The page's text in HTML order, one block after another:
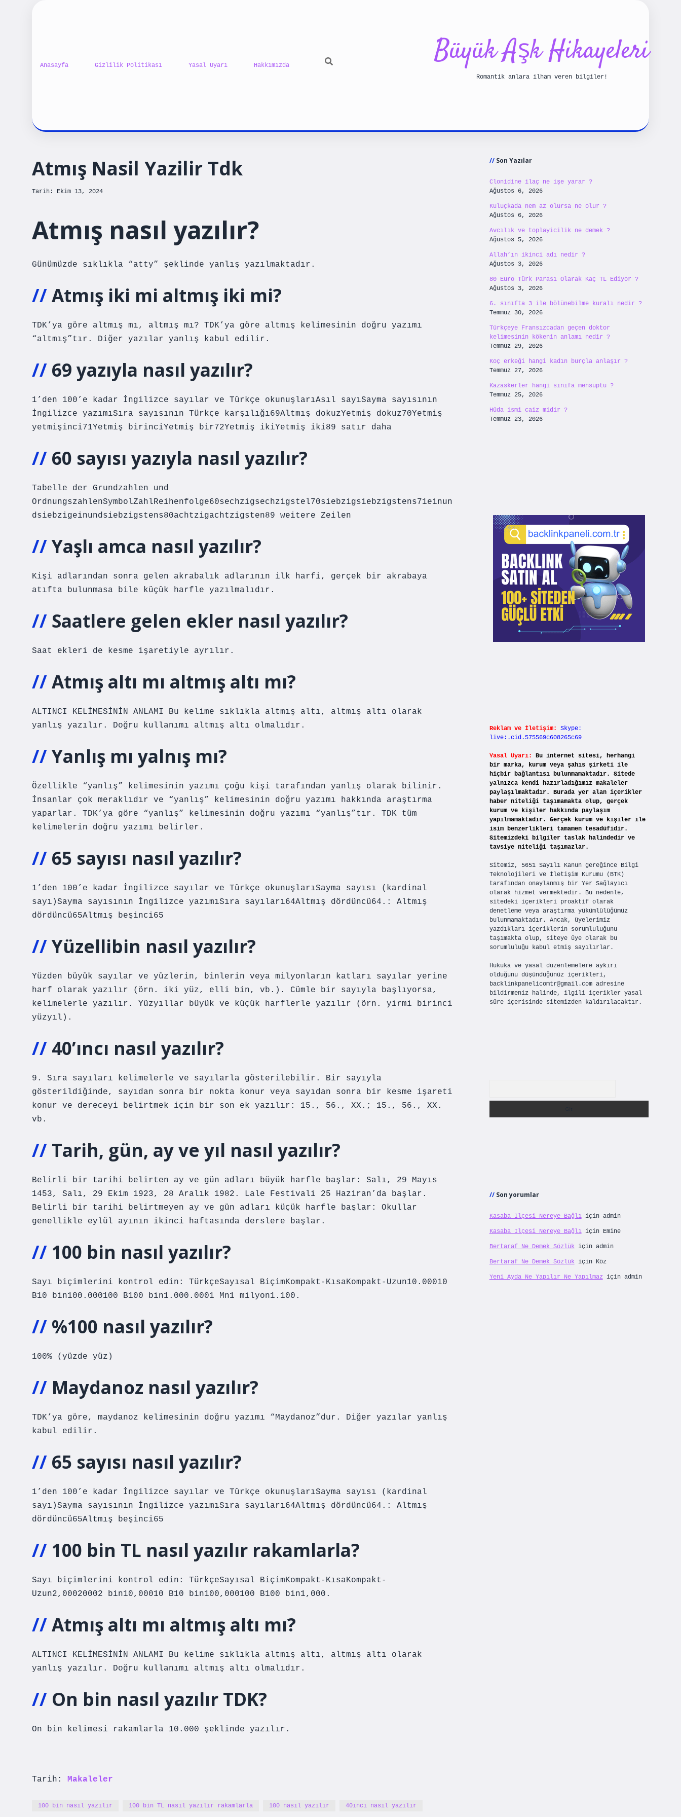
Anasayfa Gizlilik Politikası Yasal Uyarı Hakkımızda Büyük Aşk Hikayeleri
Romantik anlara ilham veren bilgiler!
Atmış Nasil Yazilir Tdk
Tarih: Ekim 13, 2024
Atmış nasıl yazılır?
Günümüzde sıklıkla “atty” şeklinde yanlış yazılmaktadır.
Atmış iki mi altmış iki mi?
TDK’ya göre altmış mı, altmış mı? TDK’ya göre altmış kelimesinin doğru yazımı
“altmış”tır. Diğer yazılar yanlış kabul edilir.
69 yazıyla nasıl yazılır?
1’den 100’e kadar İngilizce sayılar ve Türkçe okunuşlarıAsıl sayıSayma sayısının
İngilizce yazımıSıra sayısının Türkçe karşılığı69Altmış dokuzYetmiş dokuz70Yetmiş
yetmişinci71Yetmiş birinciYetmiş bir72Yetmiş ikiYetmiş iki89 satır daha
60 sayısı yazıyla nasıl yazılır?
Tabelle der Grundzahlen und
OrdnungszahlenSymbolZahlReihenfolge60sechzigsechzigstel70siebzigsiebzigstens71einun
dsiebzigeinundsiebzigstens80achtzigachtzigsten89 weitere Zeilen
Yaşlı amca nasıl yazılır?
Kişi adlarından sonra gelen akrabalık adlarının ilk harfi, gerçek bir akrabaya
atıfta bulunmasa bile küçük harfle yazılmalıdır.
Saatlere gelen ekler nasıl yazılır?
Saat ekleri de kesme işaretiyle ayrılır.
Atmış altı mı altmış altı mı?
ALTINCI KELİMESİNİN ANLAMI Bu kelime sıklıkla altmış altı, altmış altı olarak
yanlış yazılır. Doğru kullanımı altmış altı olmalıdır.
Yanlış mı yalnış mı?
Özellikle “yanlış” kelimesinin yazımı çoğu kişi tarafından yanlış olarak bilinir.
İnsanlar çok meraklıdır ve “yanlış” kelimesinin doğru yazımı hakkında araştırma
yaparlar. TDK’ya göre “yanlış” kelimesinin doğru yazımı “yanlış”tır. TDK tüm
kelimelerin doğru yazımı belirler.
65 sayısı nasıl yazılır?
1’den 100’e kadar İngilizce sayılar ve Türkçe okunuşlarıSayma sayısı (kardinal
sayı)Sayma sayısının İngilizce yazımıSıra sayıları64Altmış dördüncü64.: Altmış
dördüncü65Altmış beşinci65
Yüzellibin nasıl yazılır?
Yüzden büyük sayılar ve yüzlerin, binlerin veya milyonların katları sayılar yerine
harf olarak yazılır (örn. iki yüz, elli bin, vb.). Cümle bir sayıyla başlıyorsa,
kelimelerle yazılır. Yüzyıllar büyük ve küçük harflerle yazılır (örn. yirmi birinci
yüzyıl).
40’ıncı nasıl yazılır?
9. Sıra sayıları kelimelerle ve sayılarla gösterilebilir. Bir sayıyla
gösterildiğinde, sayıdan sonra bir nokta konur veya sayıdan sonra bir kesme işareti
konur ve dereceyi belirtmek için bir son ek yazılır: 15., 56., XX.; 15., 56., XX.
vb.
Tarih, gün, ay ve yıl nasıl yazılır?
Belirli bir tarihi belirten ay ve gün adları büyük harfle başlar: Salı, 29 Mayıs
1453, Salı, 29 Ekim 1923, 28 Aralık 1982. Lale Festivali 25 Haziran’da başlar.
Belirli bir tarihi belirtmeyen ay ve gün adları küçük harfle başlar: Okullar
genellikle eylül ayının ikinci haftasında derslere başlar.
100 bin nasıl yazılır?
Sayı biçimlerini kontrol edin: TürkçeSayısal BiçimKompakt-KısaKompakt-Uzun10.00010
B10 bin100.000100 B100 bin1.000.0001 Mn1 milyon1.100.
%100 nasıl yazılır?
100% (yüzde yüz)
Maydanoz nasıl yazılır?
TDK’ya göre, maydanoz kelimesinin doğru yazımı “Maydanoz”dur. Diğer yazılar yanlış
kabul edilir.
65 sayısı nasıl yazılır?
1’den 100’e kadar İngilizce sayılar ve Türkçe okunuşlarıSayma sayısı (kardinal
sayı)Sayma sayısının İngilizce yazımıSıra sayıları64Altmış dördüncü64.: Altmış
dördüncü65Altmış beşinci65
100 bin TL nasıl yazılır rakamlarla?
Sayı biçimlerini kontrol edin: TürkçeSayısal BiçimKompakt-KısaKompakt-
Uzun2,00020002 bin10,00010 B10 bin100,000100 B100 bin1,000.
Atmış altı mı altmış altı mı?
ALTINCI KELİMESİNİN ANLAMI Bu kelime sıklıkla altmış altı, altmış altı olarak
yanlış yazılır. Doğru kullanımı altmış altı olmalıdır.
On bin nasıl yazılır TDK?
On bin kelimesi rakamlarla 10.000 şeklinde yazılır.
Tarih: Makaleler
100 bin nasıl yazılır 100 bin TL nasıl yazılır rakamlarla 100 nasıl yazılır 40ıncı nasıl yazılır
Son Yazılar
Clonidine ilaç ne işe yarar ?
Ağustos 6, 2026
Kuluçkada nem az olursa ne olur ?
Ağustos 6, 2026
Avcılık ve toplayicilik ne demek ?
Ağustos 5, 2026
Allah’ın ikinci adı nedir ?
Ağustos 3, 2026
80 Euro Türk Parası Olarak Kaç TL Ediyor ?
Ağustos 3, 2026
6. sınıfta 3 ile bölünebilme kuralı nedir ?
Temmuz 30, 2026
Türkçeye Fransızcadan geçen doktor
kelimesinin kökenin anlamı nedir ?
Temmuz 29, 2026
Koç erkeği hangi kadın burçla anlaşır ?
Temmuz 27, 2026
Kazaskerler hangi sınıfa mensuptu ?
Temmuz 25, 2026
Hüda ismi caiz midir ?
Temmuz 23, 2026
Reklam ve İletişim:
Skype:
live:.cid.575569c608265c69
Yasal Uyarı:
Bu internet sitesi, herhangi
bir marka, kurum veya şahıs şirketi ile
hiçbir bağlantısı bulunmamaktadır. Sitede
yalnızca kendi hazırladığımız makaleler
paylaşılmaktadır. Burada yer alan içerikler
haber niteliği taşımamakta olup, gerçek
kurum ve kişiler hakkında paylaşım
yapılmamaktadır. Gerçek kurum ve kişiler ile
isim benzerlikleri tamamen tesadüfidir.
Sitemizdeki bilgiler taslak halindedir ve
tavsiye niteliği taşımazlar.
Sitemiz, 5651 Sayılı Kanun gereğince Bilgi
Teknolojileri ve İletişim Kurumu (BTK)
tarafından onaylanmış bir Yer Sağlayıcı
olarak hizmet vermektedir. Bu nedenle,
sitedeki içerikleri proaktif olarak
denetleme veya araştırma yükümlülüğümüz
bulunmamaktadır. Ancak, üyelerimiz
yazdıkları içeriklerin sorumluluğunu
taşımakta olup, siteye üye olarak bu
sorumluluğu kabul etmiş sayılırlar.
Hukuka ve yasal düzenlemelere aykırı
olduğunu düşündüğünüz içerikleri,
backlinkpanelicomtr@gmail.comadresine
bildirmeniz halinde, ilgili içerikler yasal
süre içerisinde sitemizden kaldırılacaktır.
Son yorumlar
Kasaba Ilçesi Nereye Bağlıiçin admin
Kasaba Ilçesi Nereye Bağlıiçin Emine
Bertaraf Ne Demek Sözlükiçin admin
Bertaraf Ne Demek Sözlükiçin Köz
Yeni Ayda Ne Yapılır Ne Yapılmaziçin admin